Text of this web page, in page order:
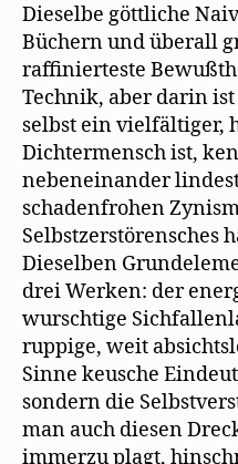
Dieselbe göttliche
Büchern und überall
raffinierteste
Technik, aber darin
selbst ein vielfältiger,
Dichtermensch ist,
nebeneinander
schadenfrohen
Selbstzerstörensches
Dieselben
drei Werken: der
wurschtige
ruppige, weit
Sinne keusche
sondern die
man auch diesen
immerzu plagt,